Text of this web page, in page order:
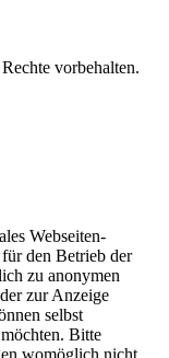
vorbehalten.
Webseiten-
den Betrieb der
zu anonymen
zur Anzeige
selbst
Bitte